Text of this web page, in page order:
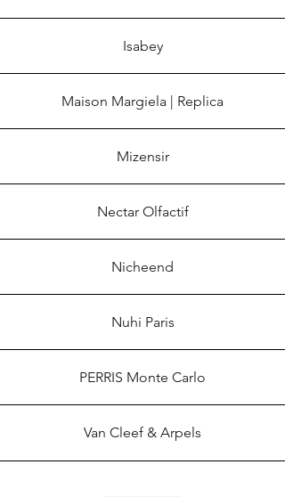
Isabey
Maison Margiela | Replica
Mizensir
Nectar Olfactif
Nicheend
Nuhi Paris
PERRIS Monte Carlo
Van Cleef & Arpels